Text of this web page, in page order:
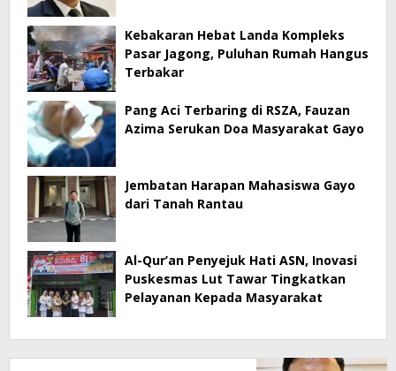
Kebakaran Hebat Landa Kompleks
Pasar Jagong, Puluhan Rumah Hangus
Terbakar
Pang Aci Terbaring di RSZA, Fauzan
Azima Serukan Doa Masyarakat Gayo
Jembatan Harapan Mahasiswa Gayo
dari Tanah Rantau
Al-Qur’an Penyejuk Hati ASN, Inovasi
Puskesmas Lut Tawar Tingkatkan
Pelayanan Kepada Masyarakat